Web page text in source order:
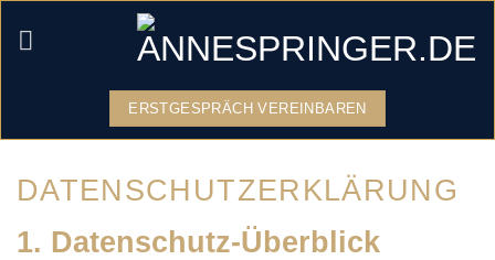
ERSTGESPRÄCH VEREINBAREN
DATENSCHUTZERKLÄRUNG
1. Datenschutz-Überblick